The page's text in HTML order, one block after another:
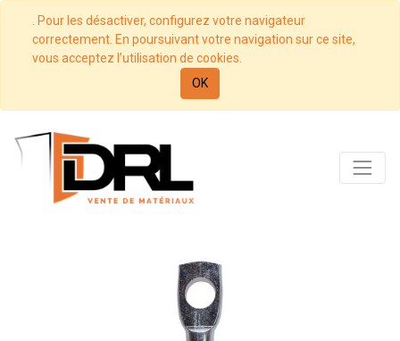
. Pour les désactiver, configurez votre navigateur
correctement. En poursuivant votre navigation sur ce site,
vous acceptez l’utilisation de cookies.
OK